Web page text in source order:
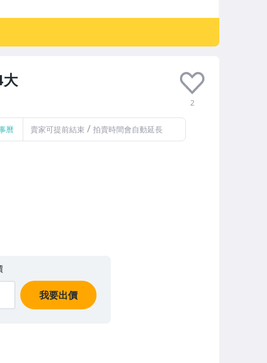
2
曆 賣家可提前結束 / 拍賣時間會自動延長
我要出價